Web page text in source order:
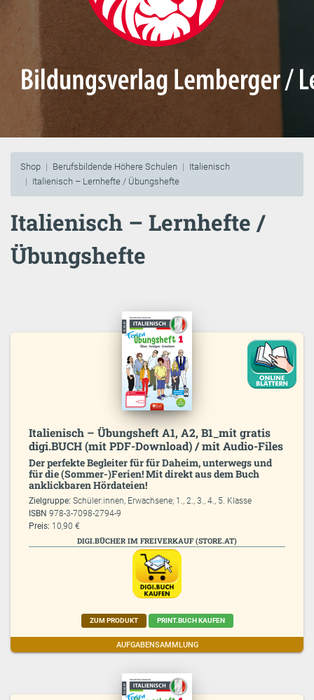
Shop Berufsbildende Höhere Schulen
Italienisch
Italienisch – Lernhefte / Übungshefte
Italienisch – Lernhefte /
Übungshefte
Italienisch – Übungsheft A1, A2, B1_mit gratis
digi.BUCH (mit PDF-Download) / mit Audio-Files
Der perfekte Begleiter für für Daheim, unterwegs und
für die (Sommer-)Ferien! Mit direkt aus dem Buch
anklickbaren Hördateien!
Zielgruppe:Schüler:innen, Erwachsene; 1., 2., 3., 4., 5. Klasse
ISBN978-3-7098-2794-9
Preis: 10,90 €
DIGI.BÜCHER IM FREIVERKAUF (STORE.AT)
ZUM PRODUKT PRINT.BUCH KAUFEN
AUFGABENSAMMLUNG